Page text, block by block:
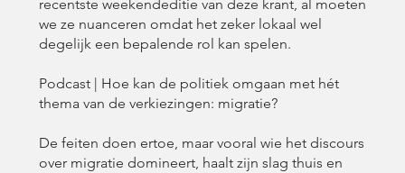
recentste weekendeditie van deze krant, al moeten
we ze nuanceren omdat het zeker lokaal wel
degelijk een bepalende rol kan spelen.
Podcast | Hoe kan de politiek omgaan met hét
thema van de verkiezingen: migratie?
De feiten doen ertoe, maar vooral wie het discours
over migratie domineert, haalt zijn slag thuis en